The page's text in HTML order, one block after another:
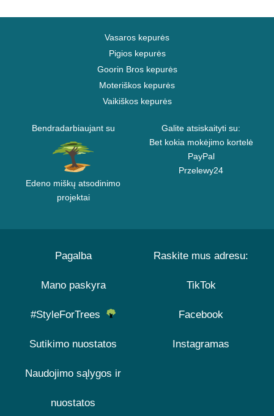
Vasaros kepurės
Pigios kepurės
Goorin Bros kepurės
Moteriškos kepurės
Vaikiškos kepurės
Bendradarbiaujant su
Edeno miškų atsodinimo
projektai
Galite atsiskaityti su:
Bet kokia mokėjimo kortelė
PayPal
Przelewy24
Pagalba
Mano paskyra
#StyleForTrees
Sutikimo nuostatos
Naudojimo sąlygos ir
nuostatos
Raskite mus adresu:
TikTok
Facebook
Instagramas